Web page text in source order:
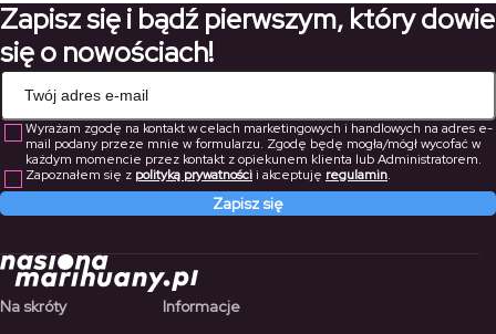
180,60 zł
Zapisz się i bądź pierwszym, który dowie
się o nowościach!
Wyrażam zgodę na kontakt w celach marketingowych i handlowych na adres e-
mail podany przeze mnie w formularzu. Zgodę będę mogła/mógł wycofać w
każdym momencie przez kontakt z opiekunem klienta lub Administratorem.
Zapoznałem się z polityką prywatnościi akceptuję regulamin.
Zapisz się
Na skróty Informacje